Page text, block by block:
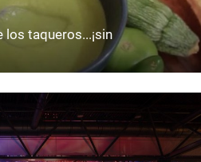
los taqueros...¡sin